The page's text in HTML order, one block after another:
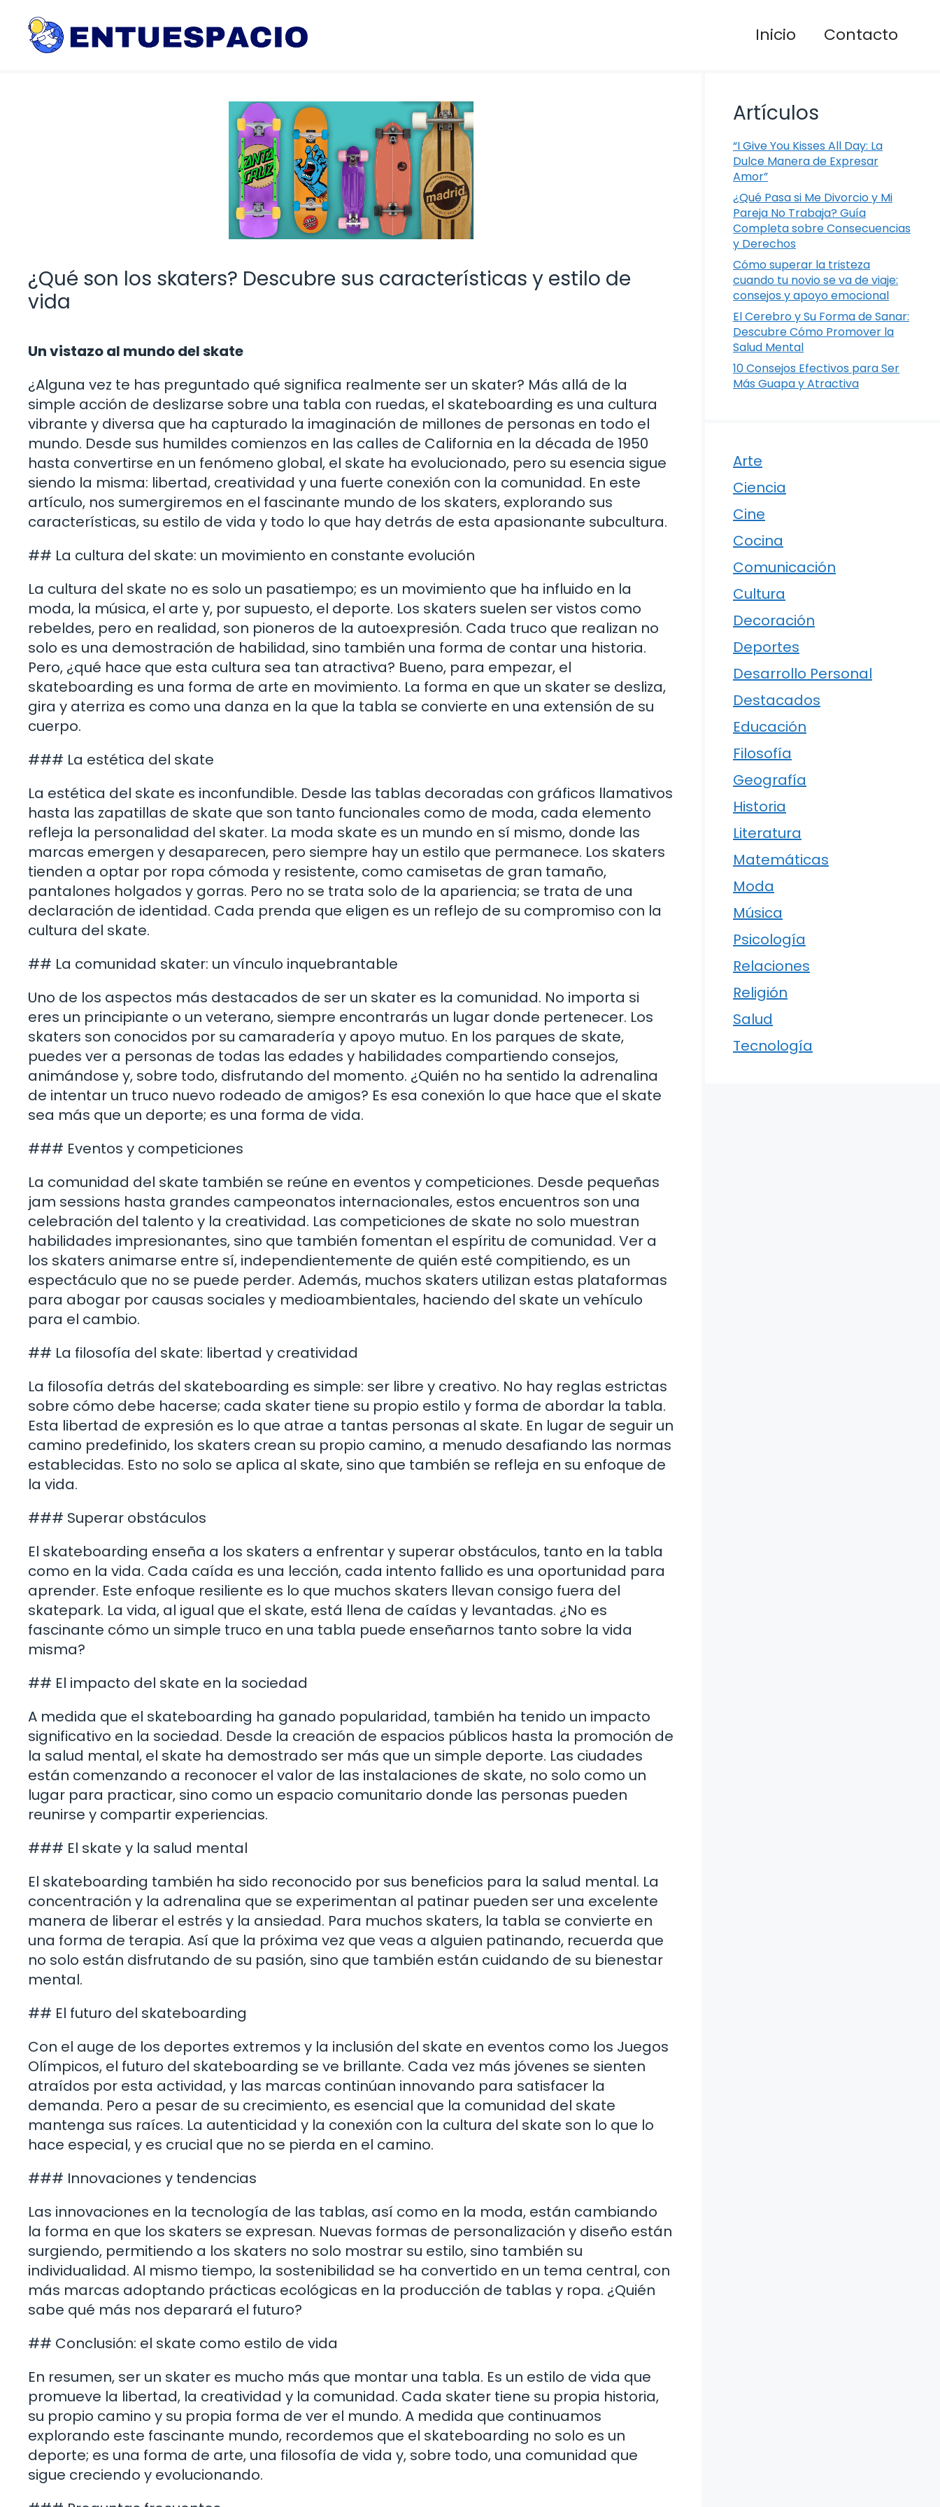
contenido
Inicio Contacto
¿Qué son los skaters? Descubre sus características y estilo de
vida
Un vistazo al mundo del skate
¿Alguna vez te has preguntado qué significa realmente ser un skater? Más allá de la
simple acción de deslizarse sobre una tabla con ruedas, el skateboarding es una cultura
vibrante y diversa que ha capturado la imaginación de millones de personas en todo el
mundo. Desde sus humildes comienzos en las calles de California en la década de 1950
hasta convertirse en un fenómeno global, el skate ha evolucionado, pero su esencia sigue
siendo la misma: libertad, creatividad y una fuerte conexión con la comunidad. En este
artículo, nos sumergiremos en el fascinante mundo de los skaters, explorando sus
características, su estilo de vida y todo lo que hay detrás de esta apasionante subcultura.
## La cultura del skate: un movimiento en constante evolución
La cultura del skate no es solo un pasatiempo; es un movimiento que ha influido en la
moda, la música, el arte y, por supuesto, el deporte. Los skaters suelen ser vistos como
rebeldes, pero en realidad, son pioneros de la autoexpresión. Cada truco que realizan no
solo es una demostración de habilidad, sino también una forma de contar una historia.
Pero, ¿qué hace que esta cultura sea tan atractiva? Bueno, para empezar, el
skateboarding es una forma de arte en movimiento. La forma en que un skater se desliza,
gira y aterriza es como una danza en la que la tabla se convierte en una extensión de su
cuerpo.
### La estética del skate
La estética del skate es inconfundible. Desde las tablas decoradas con gráficos llamativos
hasta las zapatillas de skate que son tanto funcionales como de moda, cada elemento
refleja la personalidad del skater. La moda skate es un mundo en sí mismo, donde las
marcas emergen y desaparecen, pero siempre hay un estilo que permanece. Los skaters
tienden a optar por ropa cómoda y resistente, como camisetas de gran tamaño,
pantalones holgados y gorras. Pero no se trata solo de la apariencia; se trata de una
declaración de identidad. Cada prenda que eligen es un reflejo de su compromiso con la
cultura del skate.
## La comunidad skater: un vínculo inquebrantable
Uno de los aspectos más destacados de ser un skater es la comunidad. No importa si
eres un principiante o un veterano, siempre encontrarás un lugar donde pertenecer. Los
skaters son conocidos por su camaradería y apoyo mutuo. En los parques de skate,
puedes ver a personas de todas las edades y habilidades compartiendo consejos,
animándose y, sobre todo, disfrutando del momento. ¿Quién no ha sentido la adrenalina
de intentar un truco nuevo rodeado de amigos? Es esa conexión lo que hace que el skate
sea más que un deporte; es una forma de vida.
### Eventos y competiciones
La comunidad del skate también se reúne en eventos y competiciones. Desde pequeñas
jam sessions hasta grandes campeonatos internacionales, estos encuentros son una
celebración del talento y la creatividad. Las competiciones de skate no solo muestran
habilidades impresionantes, sino que también fomentan el espíritu de comunidad. Ver a
los skaters animarse entre sí, independientemente de quién esté compitiendo, es un
espectáculo que no se puede perder. Además, muchos skaters utilizan estas plataformas
para abogar por causas sociales y medioambientales, haciendo del skate un vehículo
para el cambio.
## La filosofía del skate: libertad y creatividad
La filosofía detrás del skateboarding es simple: ser libre y creativo. No hay reglas estrictas
sobre cómo debe hacerse; cada skater tiene su propio estilo y forma de abordar la tabla.
Esta libertad de expresión es lo que atrae a tantas personas al skate. En lugar de seguir un
camino predefinido, los skaters crean su propio camino, a menudo desafiando las normas
establecidas. Esto no solo se aplica al skate, sino que también se refleja en su enfoque de
la vida.
### Superar obstáculos
El skateboarding enseña a los skaters a enfrentar y superar obstáculos, tanto en la tabla
como en la vida. Cada caída es una lección, cada intento fallido es una oportunidad para
aprender. Este enfoque resiliente es lo que muchos skaters llevan consigo fuera del
skatepark. La vida, al igual que el skate, está llena de caídas y levantadas. ¿No es
fascinante cómo un simple truco en una tabla puede enseñarnos tanto sobre la vida
misma?
## El impacto del skate en la sociedad
A medida que el skateboarding ha ganado popularidad, también ha tenido un impacto
significativo en la sociedad. Desde la creación de espacios públicos hasta la promoción de
la salud mental, el skate ha demostrado ser más que un simple deporte. Las ciudades
están comenzando a reconocer el valor de las instalaciones de skate, no solo como un
lugar para practicar, sino como un espacio comunitario donde las personas pueden
reunirse y compartir experiencias.
### El skate y la salud mental
El skateboarding también ha sido reconocido por sus beneficios para la salud mental. La
concentración y la adrenalina que se experimentan al patinar pueden ser una excelente
manera de liberar el estrés y la ansiedad. Para muchos skaters, la tabla se convierte en
una forma de terapia. Así que la próxima vez que veas a alguien patinando, recuerda que
no solo están disfrutando de su pasión, sino que también están cuidando de su bienestar
mental.
## El futuro del skateboarding
Con el auge de los deportes extremos y la inclusión del skate en eventos como los Juegos
Olímpicos, el futuro del skateboarding se ve brillante. Cada vez más jóvenes se sienten
atraídos por esta actividad, y las marcas continúan innovando para satisfacer la
demanda. Pero a pesar de su crecimiento, es esencial que la comunidad del skate
mantenga sus raíces. La autenticidad y la conexión con la cultura del skate son lo que lo
hace especial, y es crucial que no se pierda en el camino.
### Innovaciones y tendencias
Las innovaciones en la tecnología de las tablas, así como en la moda, están cambiando
la forma en que los skaters se expresan. Nuevas formas de personalización y diseño están
surgiendo, permitiendo a los skaters no solo mostrar su estilo, sino también su
individualidad. Al mismo tiempo, la sostenibilidad se ha convertido en un tema central, con
más marcas adoptando prácticas ecológicas en la producción de tablas y ropa. ¿Quién
sabe qué más nos deparará el futuro?
## Conclusión: el skate como estilo de vida
En resumen, ser un skater es mucho más que montar una tabla. Es un estilo de vida que
promueve la libertad, la creatividad y la comunidad. Cada skater tiene su propia historia,
su propio camino y su propia forma de ver el mundo. A medida que continuamos
explorando este fascinante mundo, recordemos que el skateboarding no solo es un
deporte; es una forma de arte, una filosofía de vida y, sobre todo, una comunidad que
sigue creciendo y evolucionando.
Artículos
“I Give You Kisses All Day: La
Dulce Manera de Expresar
Amor”
¿Qué Pasa si Me Divorcio y Mi
Pareja No Trabaja? Guía
Completa sobre Consecuencias
y Derechos
Cómo superar la tristeza
cuando tu novio se va de viaje:
consejos y apoyo emocional
El Cerebro y Su Forma de Sanar:
Descubre Cómo Promover la
Salud Mental
10 Consejos Efectivos para Ser
Más Guapa y Atractiva
Arte
Ciencia
Cine
Cocina
Comunicación
Cultura
Decoración
Deportes
Desarrollo Personal
Destacados
Educación
Filosofía
Geografía
Historia
Literatura
Matemáticas
Moda
Música
Psicología
Relaciones
Religión
Salud
Tecnología